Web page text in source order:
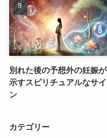
別れた後の予想外の妊娠が
示すスピリチュアルなサイ
ン
カテゴリー